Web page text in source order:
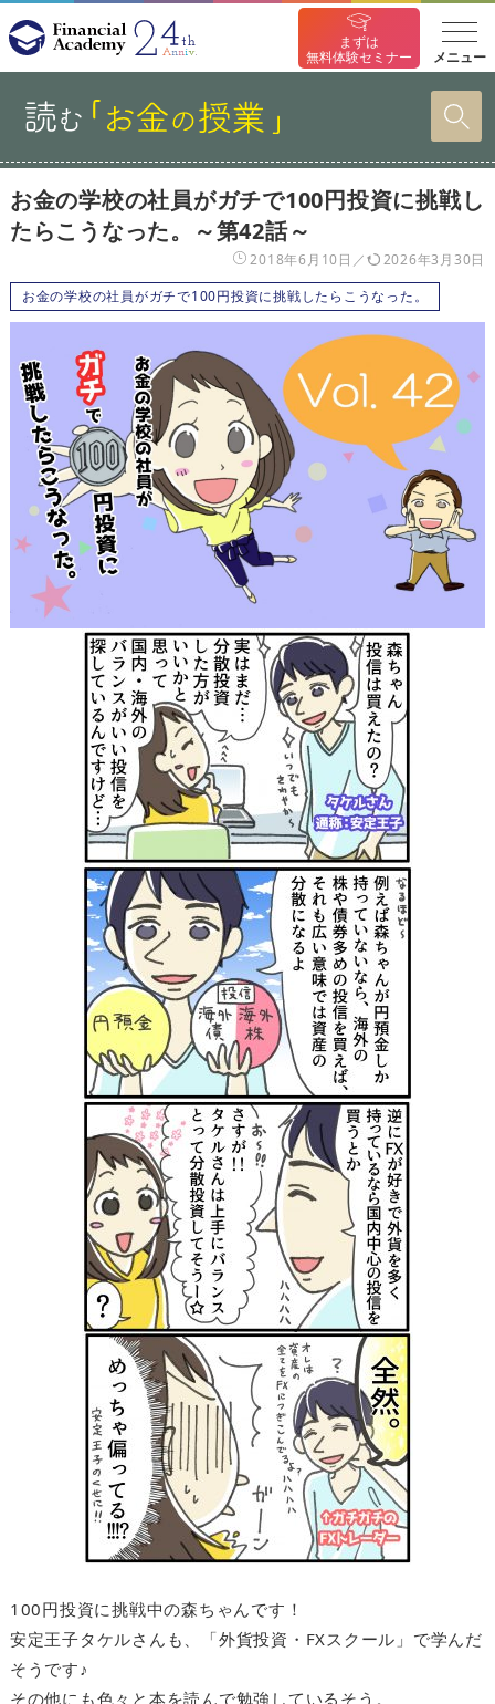
まずは
無料体験セミナー
メニュー
お金の学校の社員がガチで100円投資に挑戦し
たらこうなった。～第42話～
2018年6月10日
2026年3月30日
お金の学校の社員がガチで100円投資に挑戦したらこうなった。
100円投資に挑戦中の森ちゃんです！
安定王子タケルさんも、「外貨投資・FXスクール」で学んだ
そうです♪
その他にも色々と本を読んで勉強しているそう。